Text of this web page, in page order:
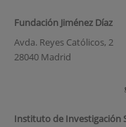
Fundación Jiménez Díaz
Avda. Reyes Católicos, 2
28040 Madrid
Instituto de Investigación